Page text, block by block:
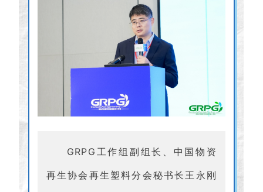
GRPG工作组副组长、中国物资
再生协会再生塑料分会秘书长王永刚